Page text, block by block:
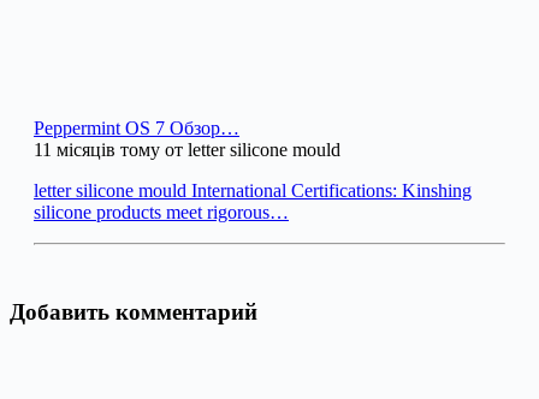
Peppermint OS 7 Обзор…
11 місяців тому от letter silicone mould
letter silicone mould International Certifications: Kinshing
silicone products meet rigorous…
Добавить комментарий